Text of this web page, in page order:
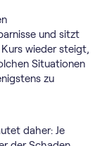
und sitzt
wieder steigt,
Situationen
zu
daher: Je